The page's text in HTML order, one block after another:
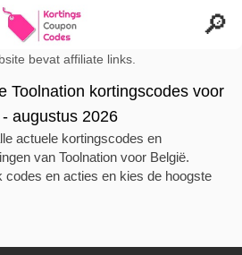
bevat affiliate links.
Toolnation kortingscodes voor
augustus 2026
actuele kortingscodes en
van Toolnation voor België.
codes en acties en kies de hoogste